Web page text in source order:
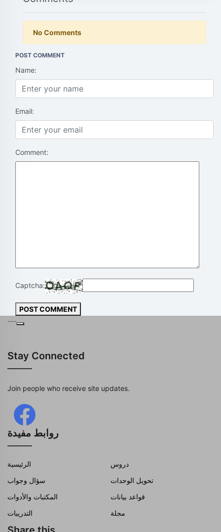
No Comments
POST COMMENT
Name:
Email:
Comment:
Captcha:
POST COMMENT
---
Stay Connected
Join people who receive site updates.
روابط مفيدة
الرئيسية
دروس
سؤال وجواب
تحويل الوحدات
المكتبات والأدوات
قواعد بيانات
التدريبات
مجلة